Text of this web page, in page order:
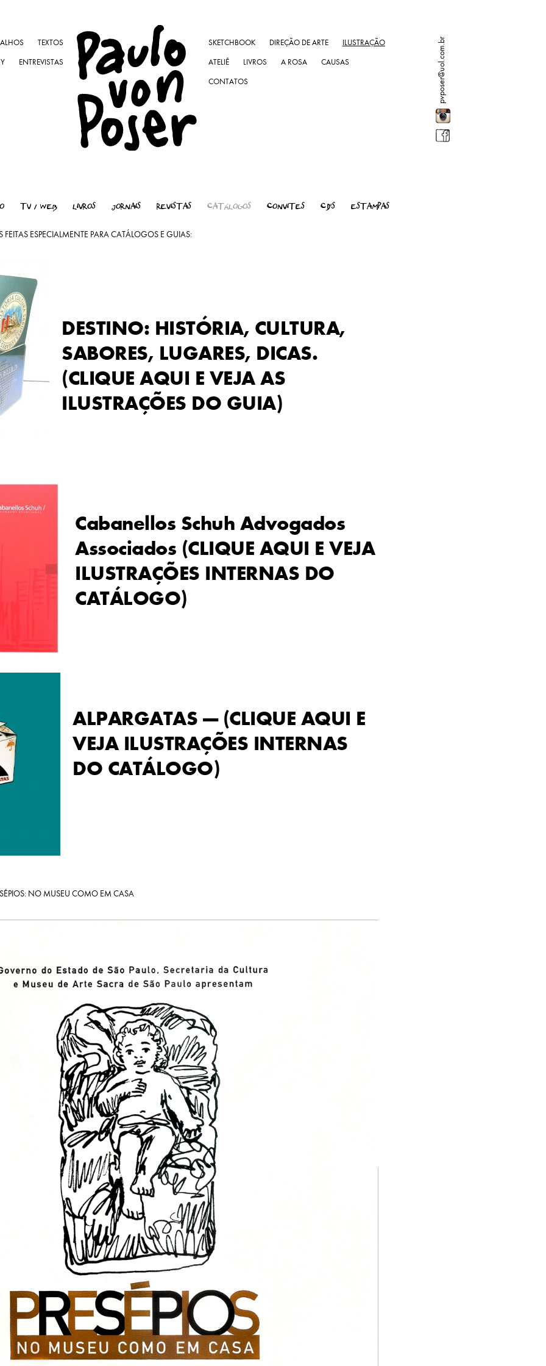
TEXTOS
ENTREVISTAS
SKETCHBOOK DIREÇÃO DE ARTE ILUSTRAÇÃO
ATELIÊ LIVROS A ROSA CAUSAS
CONTATOS pvposer@uol.com.br
TV / WEB LIVROS JORNAIS REVISTAS CATÁLOGOS CONVITES CD'S ESTAMPAS
FEITAS ESPECIALMENTE PARA CATÁLOGOS E GUIAS:
DESTINO: HISTÓRIA, CULTURA,
SABORES, LUGARES, DICAS.
(CLIQUE AQUI E VEJA AS
ILUSTRAÇÕES DO GUIA)
Cabanellos Schuh Advogados
Associados (CLIQUE AQUI E VEJA
ILUSTRAÇÕES INTERNAS DO
CATÁLOGO)
ALPARGATAS — (CLIQUE AQUI E
VEJA ILUSTRAÇÕES INTERNAS
DO CATÁLOGO)
NO MUSEU COMO EM CASA